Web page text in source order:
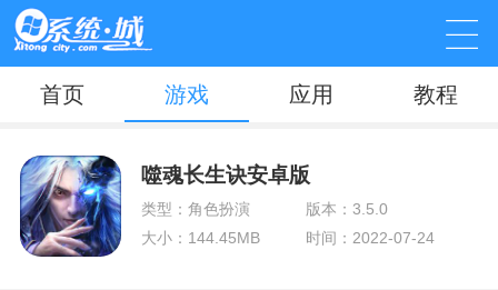
首页 游戏 应用 教程
噬魂长生诀安卓版
类型：角色扮演
版本：3.5.0
大小：144.45MB
时间：2022-07-24